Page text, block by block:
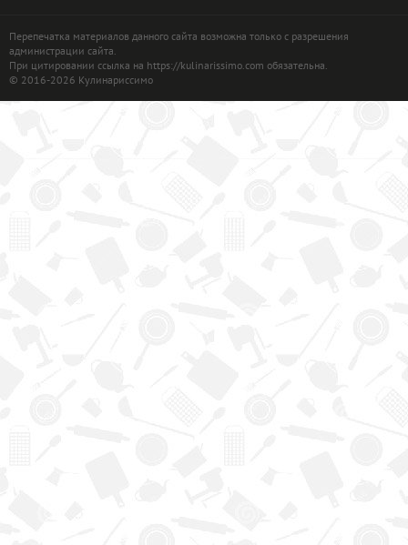
Перепечатка материалов данного сайта возможна только с разрешения
администрации сайта.
При цитировании ссылка на https://kulinarissimo.com обязательна.
© 2016-2026 Кулинариссимо